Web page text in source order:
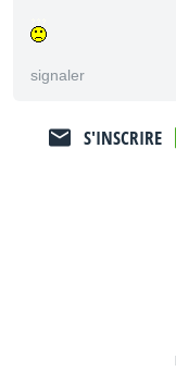
signaler
S'INSCRIRE